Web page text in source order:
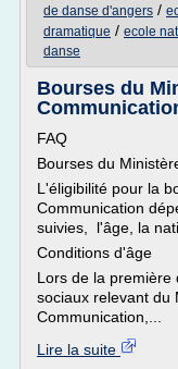
de danse d'angers /
dramatique / ecole
danse
Bourses du
FAQ
Bourses du
L'éligibilité pour la
Communication
suivies, l'âge, la
Conditions d'âge
Lors de la première
sociaux relevant du
Communication,...
Lire la suite